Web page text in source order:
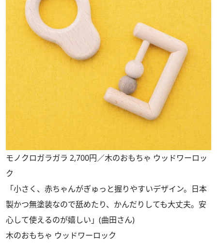
モノクロガラガラ 2,700円／木のおもちゃ ウッドワーロッ
ク
「小さく、赤ちゃんがぎゅっと握りやすいデザイン。日本
製かつ無塗装なので舐めたり、かんだりしても大丈夫。安
心して使えるのが嬉しい」(曲田さん)
木のおもちゃ ウッドワーロック